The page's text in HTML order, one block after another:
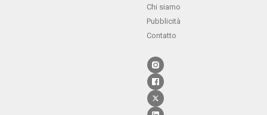
Chi siamo
Pubblicità
Contatto